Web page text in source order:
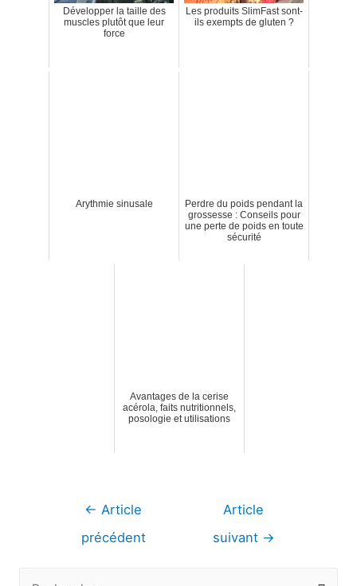
Développer la taille des
muscles plutôt que leur
force
Les produits SlimFast sont-
ils exempts de gluten ?
Arythmie sinusale
Perdre du poids pendant la
grossesse : Conseils pour
une perte de poids en toute
sécurité
Avantages de la cerise
acérola, faits nutritionnels,
posologie et utilisations
Navigation
← Article
précédent
Article
suivant →